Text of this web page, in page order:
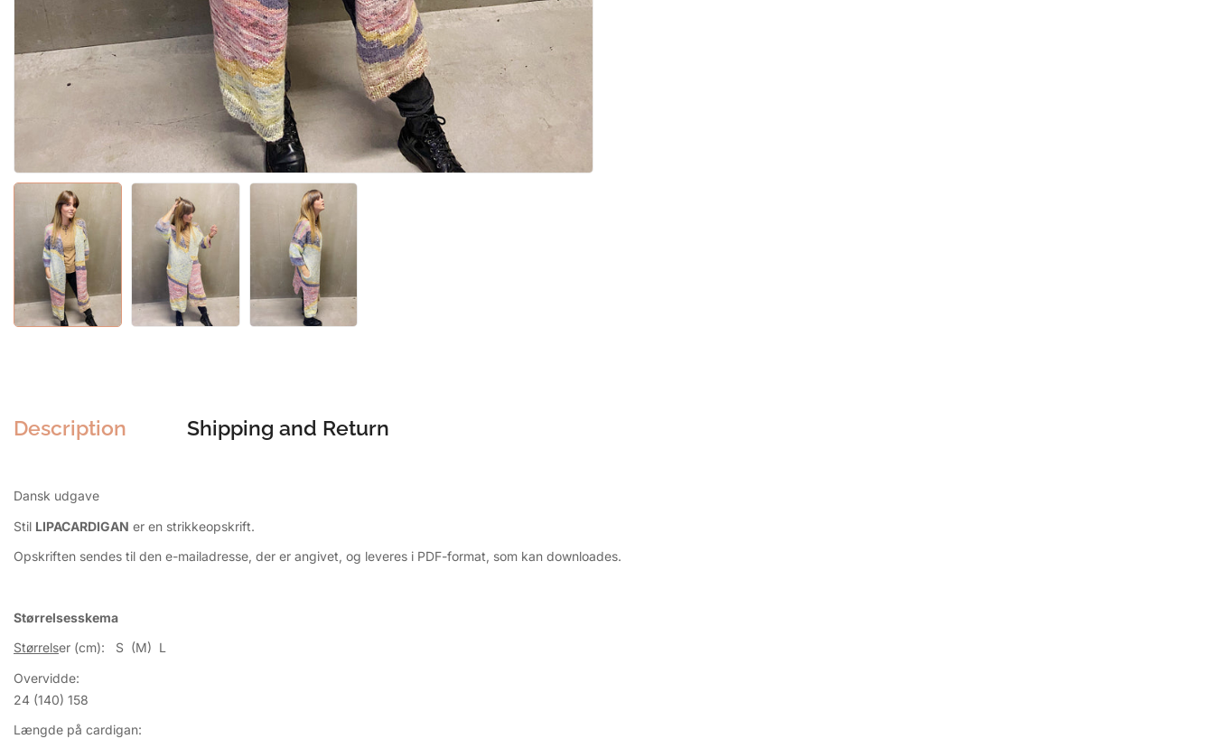
Description Shipping and Return
Dansk udgave
Stil LIPACARDIGAN er en strikkeopskrift.
Opskriften sendes til den e-mailadresse, der er angivet, og leveres i PDF-format, som kan downloades.
Størrelsesskema
Størrelser (cm): S (M) L
Overvidde:
24 (140) 158
Længde på cardigan: